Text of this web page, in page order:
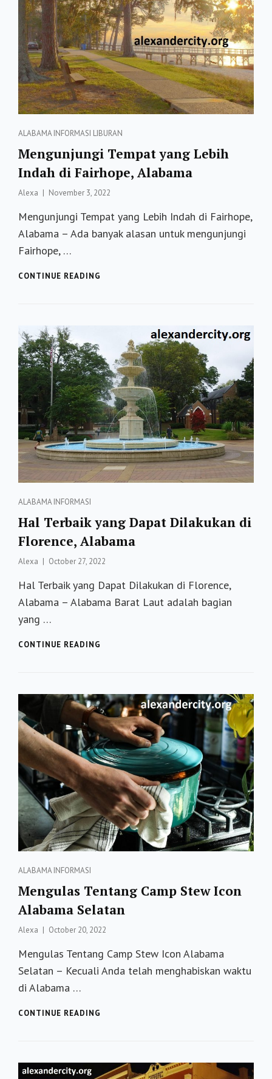
INI
Categories
ALABAMAINFORMASI LIBURAN
Mengunjungi Tempat yang Lebih
Indah di Fairhope, Alabama
Alexa
Posted
November 3, 2022
Mengunjungi Tempat yang Lebih Indah di Fairhope,
Alabama – Ada banyak alasan untuk mengunjungi
Fairhope, …
CONTINUE READING
FAIRHOPE,
ALABAMA
Categories
ALABAMAINFORMASI
Hal Terbaik yang Dapat Dilakukan di
Florence, Alabama
Alexa
Posted
October 27, 2022
Hal Terbaik yang Dapat Dilakukan di Florence,
Alabama – Alabama Barat Laut adalah bagian
yang …
CONTINUE READING
DI
FLORENCE,
ALABAMA
Categories
ALABAMAINFORMASI
Mengulas Tentang Camp Stew Icon
Alabama Selatan
Alexa
Posted
October 20, 2022
Mengulas Tentang Camp Stew Icon Alabama
Selatan – Kecuali Anda telah menghabiskan waktu
di Alabama …
CONTINUE READING
ALABAMA